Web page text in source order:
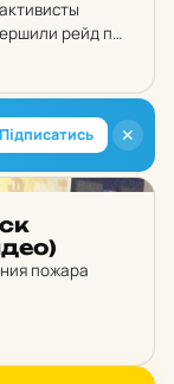
рейд по
✕
Підписатись
пожара